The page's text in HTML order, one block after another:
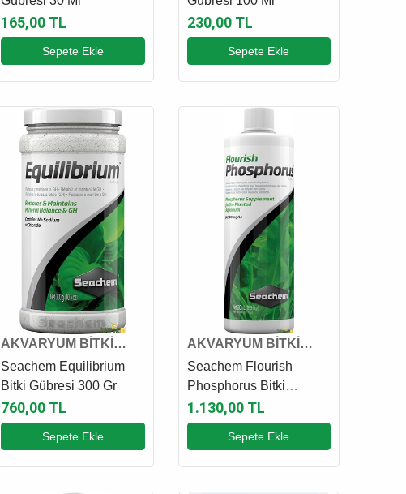
165,00 TL
Sepete Ekle
230,00 TL
Sepete Ekle
AKVARYUM BİTKİ
KATKI VE GÜBRESİ
Seachem Equilibrium
Bitki Gübresi 300 Gr
760,00 TL
Sepete Ekle
AKVARYUM BİTKİ
KATKI VE GÜBRESİ
Seachem Flourish
Phosphorus Bitki
Gübresi 500 Ml
1.130,00 TL
Sepete Ekle